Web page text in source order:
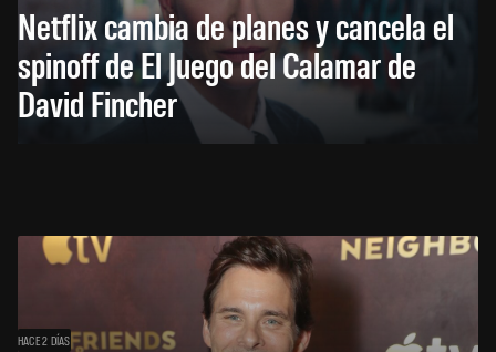
Netflix cambia de planes y cancela el
spinoff de El Juego del Calamar de
David Fincher
HACE 2 DÍAS